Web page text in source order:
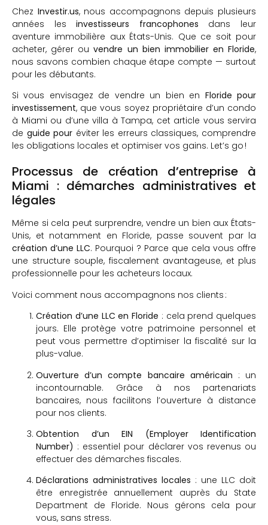
Chez Investir.us, nous accompagnons depuis plusieurs
années lesinvestisseurs francophones dans leur
aventure immobilière aux États-Unis. Que ce soit pour
acheter, gérer ouvendre un bien immobilier en Floride,
nous savons combien chaque étape compte — surtout
pour les débutants.
Si vous envisagez de vendre un bien en Floride pour
investissement, que vous soyez propriétaire d’un condo
à Miami ou d’une villa à Tampa, cet article vous servira
de guide pour éviter les erreurs classiques, comprendre
les obligations locales et optimiser vos gains. Let’s go !
Processus de création d’entreprise à
Miami : démarches administratives et
légales
Même si cela peut surprendre, vendre un bien aux États-
Unis, et notamment en Floride, passe souvent par la
création d’une LLC. Pourquoi ? Parce que cela vous offre
une structure souple, fiscalement avantageuse, et plus
professionnelle pour les acheteurs locaux.
Voici comment nous accompagnons nos clients :
Création d’une LLC en Floride : cela prend quelques
jours. Elle protège votre patrimoine personnel et
peut vous permettre d’optimiser la fiscalité sur la
plus-value.
Ouverture d’un compte bancaire américain : un
incontournable. Grâce à nos partenariats
bancaires, nous facilitons l’ouverture à distance
pour nos clients.
Obtention d’un EIN (Employer Identification
Number) : essentiel pour déclarer vos revenus ou
effectuer des démarches fiscales.
Déclarations administratives locales : une LLC doit
être enregistrée annuellement auprès du State
Department de Floride. Nous gérons cela pour
vous, sans stress.